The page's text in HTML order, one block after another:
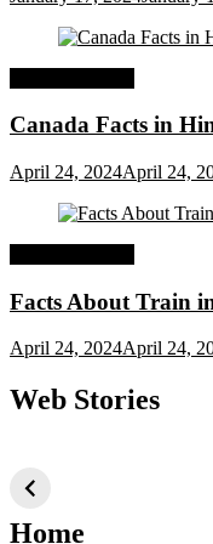
Canada Facts in
April 24, 2024April 24,
Facts About Train in
April 24, 2024April 24,
Web Stories
तकनीक जो आपको
2024 के लिए सीखनी
Home